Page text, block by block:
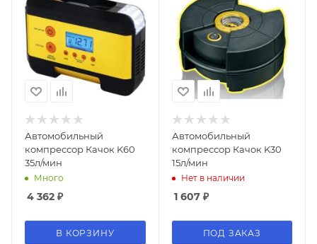
Автомобильный
компрессор Качок K60
35л/мин
Много
4 362 ₽
В КОРЗИНУ
Автомобильный
компрессор Качок K30
15л/мин
Нет в наличии
1 607₽
ПОД ЗАКАЗ